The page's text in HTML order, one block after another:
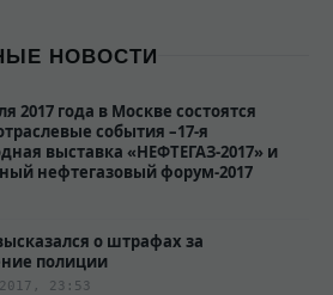
НОВОСТИ
2017 года в Москве состоятся
события –17-я
выставка «НЕФТЕГАЗ-2017» и
нефтегазовый форум-2017
о штрафах за
полиции‍
23:53